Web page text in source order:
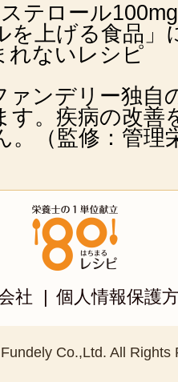
テロール
を上げる食品」
れないレシピ
ンデリー独自
す。疾病の改善
。（監修：管
社 個人情報保護
Co.,Ltd. All Rights